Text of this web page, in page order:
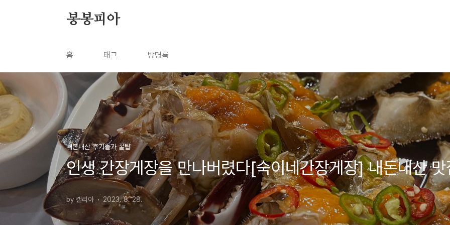
봉봉피아
홈 태그 방명록
내돈내산 후기들과 꿀팁
인생 간장게장을 만나버렸다[숙이네간장게장] 내돈내산
by 캘리아 2023. 8. 28.